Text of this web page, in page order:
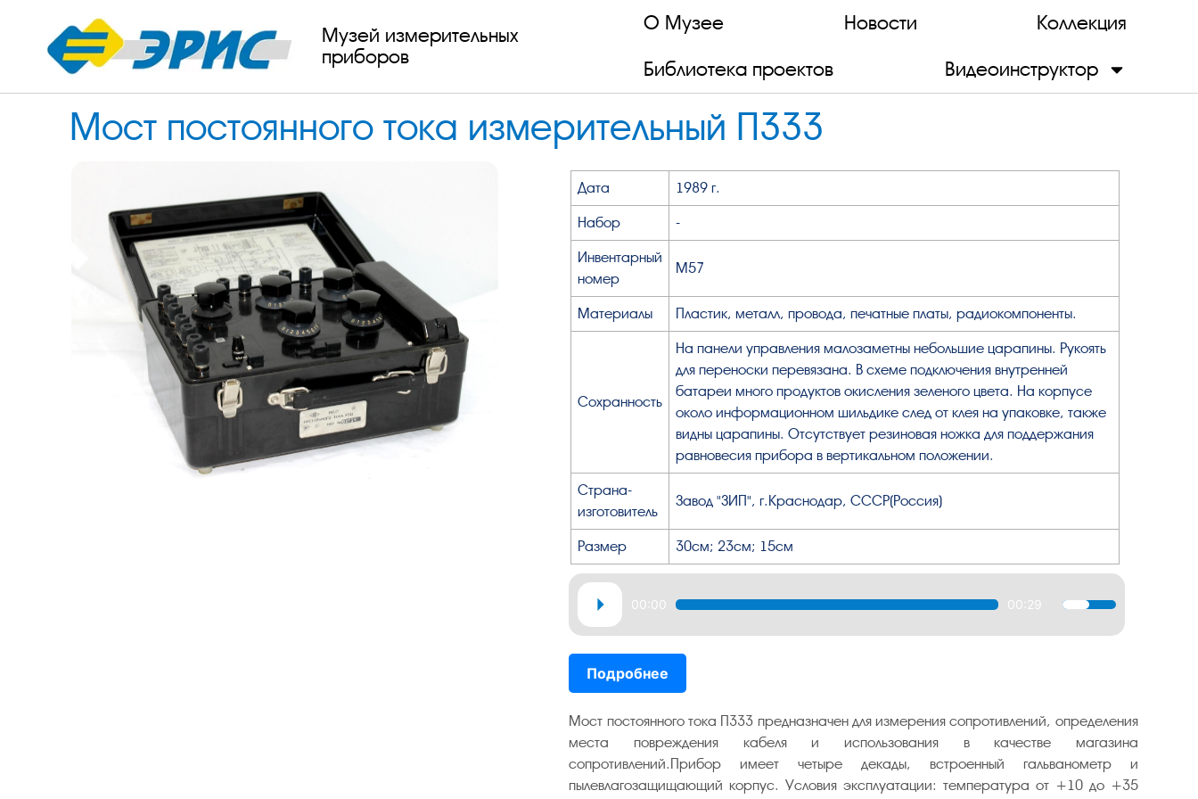
Музей измерительных
приборов
О Музее Новости Коллекция
Библиотека проектов Видеоинструктор
Мост постоянного тока измерительный П333
Дата 1989 г.
Набор -
Инвентарный
номер
М57
Материалы Пластик, металл, провода, печатные платы, радиокомпоненты.
Сохранность
На панели управления малозаметны небольшие царапины. Рукоять
для переноски перевязана. В схеме подключения внутренней
батареи много продуктов окисления зеленого цвета. На корпусе
около информационном шильдике след от клея на упаковке, также
видны царапины. Отсутствует резиновая ножка для поддержания
равновесия прибора в вертикальном положении.
Страна-
изготовитель
Завод "ЗИП", г.Краснодар, СССР(Россия)
Размер 30см; 23см; 15см
Аудиоплеер
00:00 00:29
Используйте
клавиши
увеличить
или
уменьшить
громкость.
Подробнее
Мост постоянного тока П333 предназначен для измерения сопротивлений, определения
места повреждения кабеля и использования в качестве магазина
сопротивлений.Прибор имеет четыре декады, встроенный гальванометр и
пылевлагозащищающий корпус. Условия эксплуатации: температура от +10 до +35